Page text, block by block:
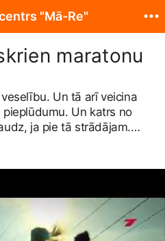
maratonu
Un tā arī veicina
Un katrs no
ja pie tā strādājam.
maratonu.
"Mā-Re"